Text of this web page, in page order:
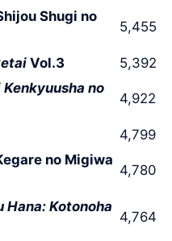
Shugi no
5,455
Vol.3 5,392
no
4,922
4,799
no Migiwa
4,780
Hana: Kotonoha
4,764